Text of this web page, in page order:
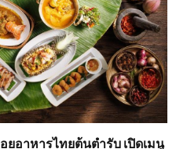
ยอาหารไทยต้นตำรับ เปิดเมนู